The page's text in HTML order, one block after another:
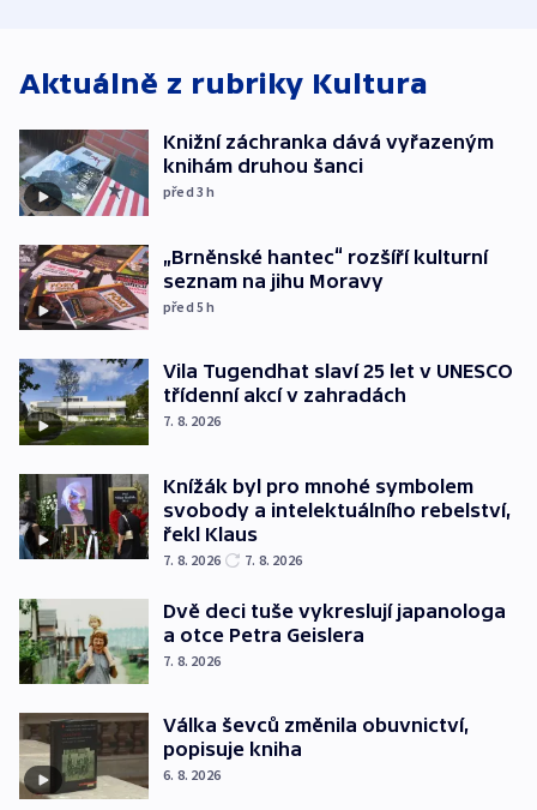
Aktuálně z rubriky Kultura
Knižní záchranka dává vyřazeným
knihám druhou šanci
před 3h
„Brněnské hantec“ rozšíří kulturní
seznam na jihu Moravy
před 5h
Vila Tugendhat slaví 25 let v UNESCO
třídenní akcí v zahradách
7. 8. 2026
Knížák byl pro mnohé symbolem
svobody a intelektuálního rebelství,
řekl Klaus
7. 8. 2026 7. 8. 2026
Dvě deci tuše vykreslují japanologa
a otce Petra Geislera
7. 8. 2026
Válka ševců změnila obuvnictví,
popisuje kniha
6. 8. 2026